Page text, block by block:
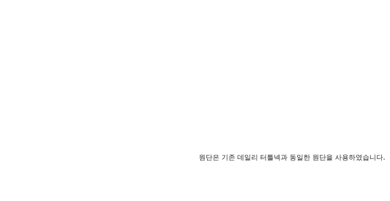
원단은 기존 데일리 터틀넥과 동일한 원단을 사용하였습니다.